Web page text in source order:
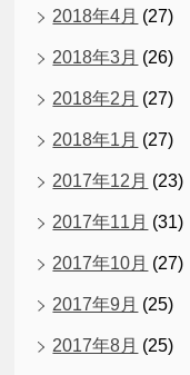
2018年4月 (27)
2018年3月 (26)
2018年2月 (27)
2018年1月 (27)
2017年12月 (23)
2017年11月 (31)
2017年10月 (27)
2017年9月 (25)
2017年8月 (25)